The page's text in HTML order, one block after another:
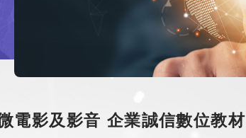
電影及影音 企業誠信數位教材